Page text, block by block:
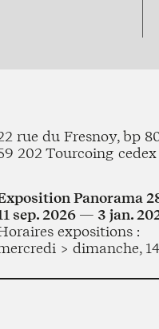
rue du Fresnoy, bp
202 Tourcoing
Panorama
sep. 2026 — 3 jan.
expositions :
> dimanche,